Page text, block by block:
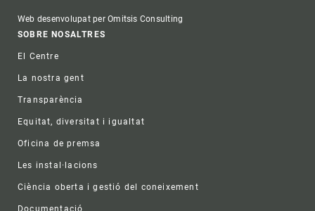
Web desenvolupat per Omitsis Consulting
Footer
SOBRE NOSALTRES
El Centre
La nostra gent
Transparència
Equitat, diversitat i igualtat
Oficina de premsa
Les instal·lacions
Ciència oberta i gestió del coneixement